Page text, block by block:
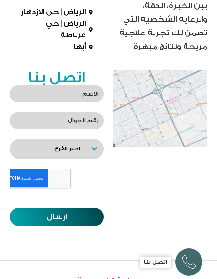
بين الخبرة، الدقة،
والرعاية الشخصية التي
تضمن لك تجربة علاجية
مريحة ونتائج مبهرة
اتصل بنا
الرياض | حى الازدهار
الرياض | حي
غرناطة
أبها
اتصل بنا
اختر الفرع
ارسال